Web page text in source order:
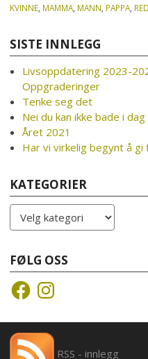
KVINNE MAMMA MANN PAPPA
SISTE INNLEGG
Livsoppdatering 2023-
Oppgraderinger
Tenke seg det
Nei du kan ikke bade i dag
Året 2021
Har vi virkelig begynt å gi
KATEGORIER
Kategorier
FØLG OSS
FacebookInstagram
RSS - innlegg